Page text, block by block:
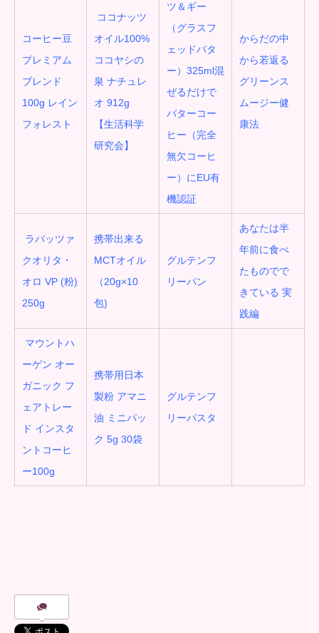
コーヒー豆
プレミアム
ブレンド
100g レイン
フォレスト
ココナッツ
オイル100%
ココヤシの
泉 ナチュレ
オ 912g
【生活科学
研究会】
ツ＆ギー
（グラスフ
ェッドバタ
ー）325ml混
ぜるだけで
バターコー
ヒー（完全
無欠コーヒ
ー）にEU有
機認証
からだの中
から若返る
グリーンス
ムージー健
康法
ラバッツァ
クオリタ・
オロ VP (粉)
250g
携帯出来る
MCTオイル
（20g×10
包)
グルテンフ
リーパン
あなたは半
年前に食べ
たものでで
きている 実
践編
マウントハ
ーゲン オー
ガニック フ
ェアトレー
ド インスタ
ントコーヒ
ー100g
携帯用日本
製粉 アマニ
油 ミニパッ
ク 5g 30袋
グルテンフ
リーパスタ